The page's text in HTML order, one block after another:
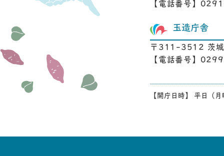
【電話番号】
玉造庁舎
〒311-3512 茨城
【電話番号】
【開庁日時】 平日（